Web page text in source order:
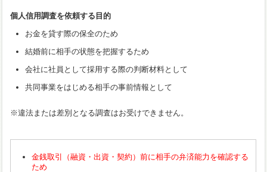
個人信用調査を依頼する目的
お金を貸す際の保全のため
結婚前に相手の状態を把握するため
会社に社員として採用する際の判断材料として
共同事業をはじめる相手の事前情報として
※違法または差別となる調査はお受けできません。
金銭取引（融資・出資・契約）前に相手の弁済能力を確認する
ため